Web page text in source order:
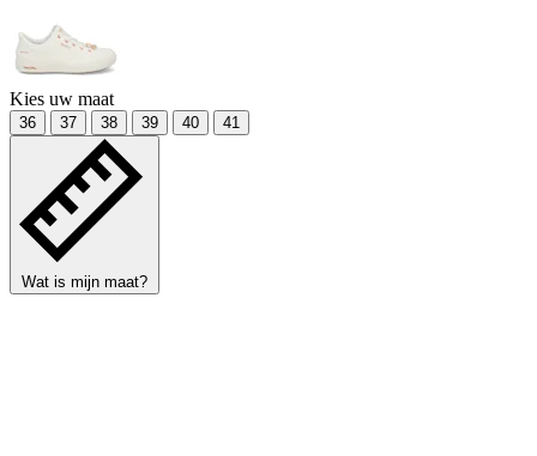
Kies uw maat
36 37 38 39 40 41
Wat is mijn maat?